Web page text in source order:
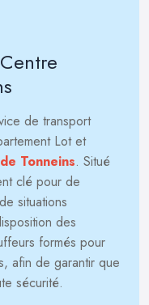
de transport
Lot et
Tonneins. Situé
clé pour de
situations
des
formés pour
afin de garantir que
sécurité.